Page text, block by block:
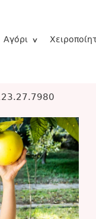
Αγόρι